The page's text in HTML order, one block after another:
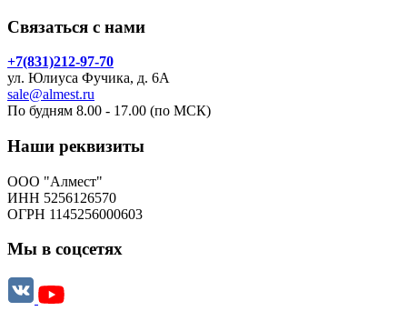
Связаться с нами
+7(831)212-97-70
ул. Юлиуса Фучика, д. 6А
sale@almest.ru
По будням 8.00 - 17.00 (по МСК)
Наши реквизиты
ООО "Алмест"
ИНН 5256126570
ОГРН 1145256000603
Мы в соцсетях